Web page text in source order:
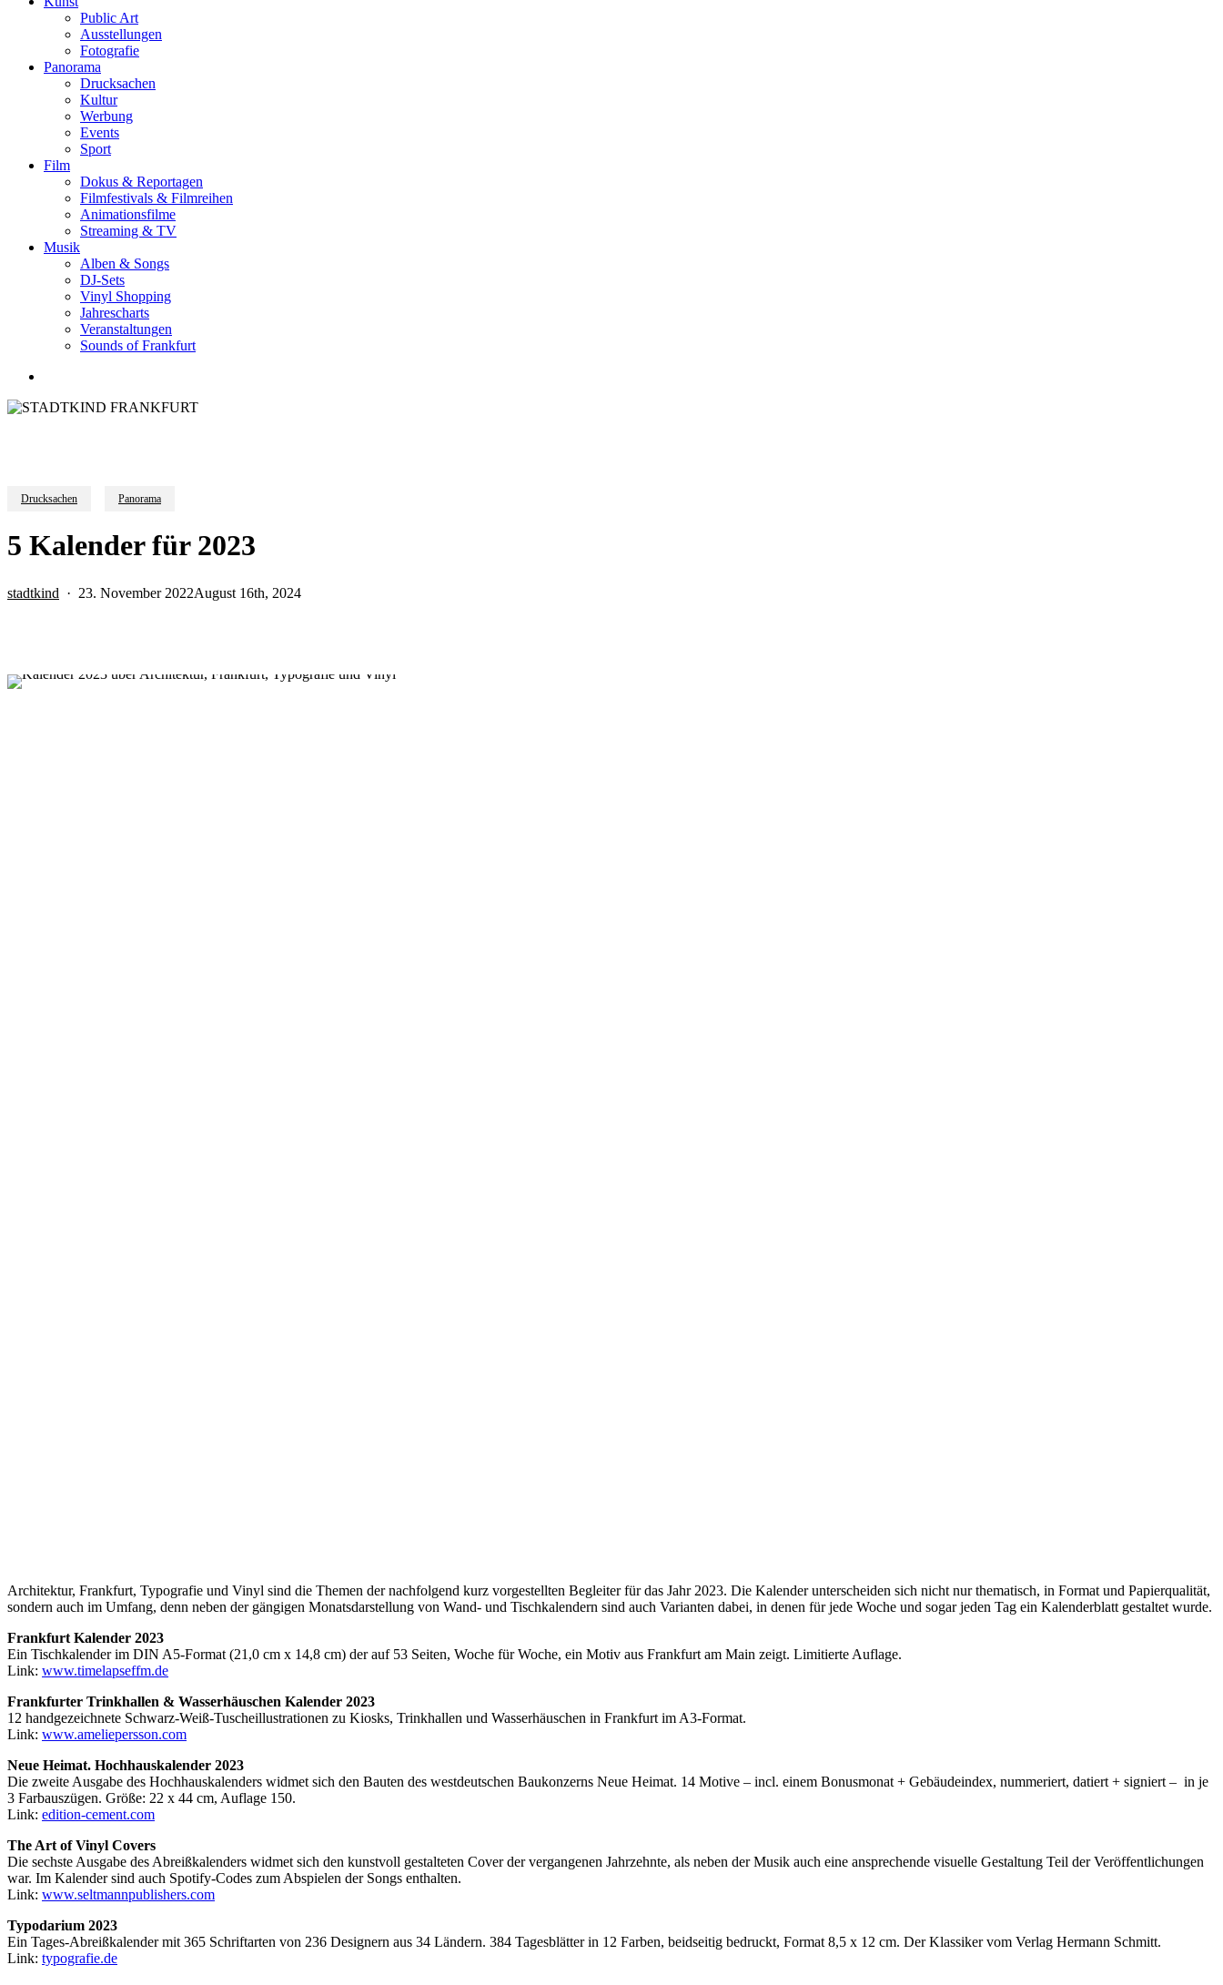
Public Art
Ausstellungen
Fotografie
Panorama
Drucksachen
Kultur
Werbung
Events
Sport
Film
Dokus & Reportagen
Filmfestivals & Filmreihen
Animationsfilme
Streaming & TV
Musik
Alben & Songs
DJ-Sets
Vinyl Shopping
Jahrescharts
Veranstaltungen
Sounds of Frankfurt
Drucksachen Panorama
5 Kalender für 2023
stadtkind 23. November 2022August 16th, 2024
Architektur, Frankfurt, Typografie und Vinyl sind die Themen der nachfolgend kurz vorgestellten Begleiter für das Jahr 2023. Die Kalender unterscheiden sich nicht nur thematisch, in Format und Papierqualität,
sondern auch im Umfang, denn neben der gängigen Monatsdarstellung von Wand- und Tischkalendern sind auch Varianten dabei, in denen für jede Woche und sogar jeden Tag ein Kalenderblatt gestaltet wurde.
Frankfurt Kalender 2023
Ein Tischkalender im DIN A5-Format (21,0 cm x 14,8 cm) der auf 53 Seiten, Woche für Woche, ein Motiv aus Frankfurt am Main zeigt. Limitierte Auflage.
Link: www.timelapseffm.de
Frankfurter Trinkhallen & Wasserhäuschen Kalender 2023
12 handgezeichnete Schwarz-Weiß-Tuscheillustrationen zu Kiosks, Trinkhallen und Wasserhäuschen in Frankfurt im A3-Format.
Link: www.ameliepersson.com
Neue Heimat. Hochhauskalender 2023
Die zweite Ausgabe des Hochhauskalenders widmet sich den Bauten des westdeutschen Baukonzerns Neue Heimat. 14 Motive – incl. einem Bonusmonat + Gebäudeindex, nummeriert, datiert + signiert – in je
3 Farbauszügen. Größe: 22 x 44 cm, Auflage 150.
Link: edition-cement.com
The Art of Vinyl Covers
Die sechste Ausgabe des Abreißkalenders widmet sich den kunstvoll gestalteten Cover der vergangenen Jahrzehnte, als neben der Musik auch eine ansprechende visuelle Gestaltung Teil der Veröffentlichungen
war. Im Kalender sind auch Spotify-Codes zum Abspielen der Songs enthalten.
Link: www.seltmannpublishers.com
Typodarium 2023
Ein Tages-Abreißkalender mit 365 Schriftarten von 236 Designern aus 34 Ländern. 384 Tagesblätter in 12 Farben, beidseitig bedruckt, Format 8,5 x 12 cm. Der Klassiker vom Verlag Hermann Schmitt.
Link: typografie.de